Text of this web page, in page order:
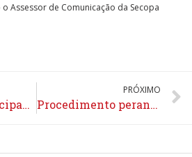
Assessor de Comunicação da Secopa
Ex-atletas participam de teste coletivo no Itaquerão
PRÓXIMO
Procedimento perante a Câmara de Resolução de Disputas – CRD / FIFA